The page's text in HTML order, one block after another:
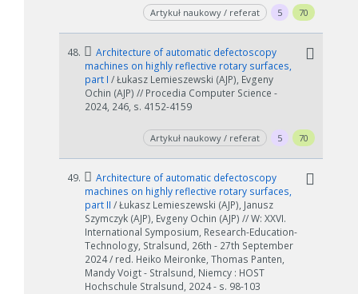
Artykuł naukowy / referat 5 70
48.
Architecture of automatic defectoscopy
machines on highly reflective rotary surfaces,
part I / Łukasz Lemieszewski (AJP), Evgeny
Ochin (AJP) // Procedia Computer Science -
2024, 246, s. 4152-4159
Artykuł naukowy / referat 5 70
49.
Architecture of automatic defectoscopy
machines on highly reflective rotary surfaces,
part II / Łukasz Lemieszewski (AJP), Janusz
Szymczyk (AJP), Evgeny Ochin (AJP) // W: XXVI.
International Symposium, Research-Education-
Technology, Stralsund, 26th - 27th September
2024 / red. Heiko Meironke, Thomas Panten,
Mandy Voigt - Stralsund, Niemcy : HOST
Hochschule Stralsund, 2024 - s. 98-103